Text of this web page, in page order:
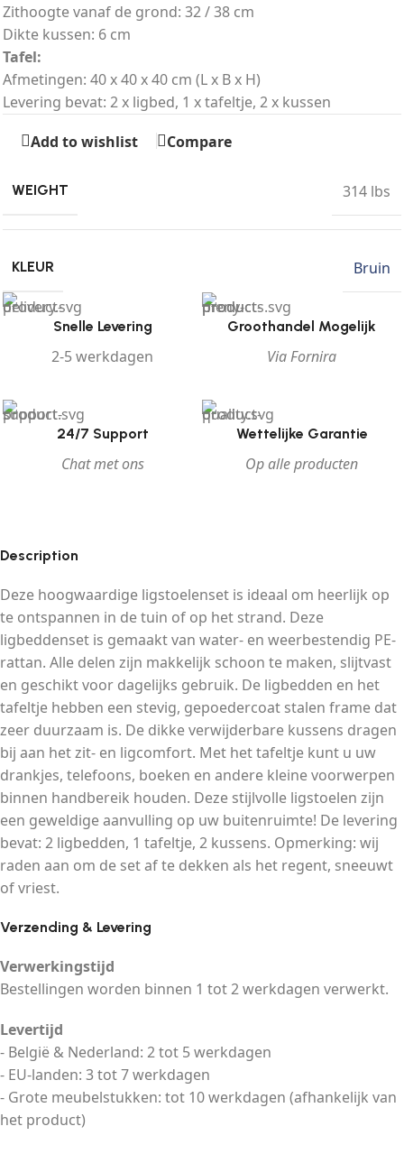
Zithoogte vanaf de grond: 32 / 38 cm
Dikte kussen: 6 cm
Tafel:
Afmetingen: 40 x 40 x 40 cm (L x B x H)
Levering bevat: 2 x ligbed, 1 x tafeltje, 2 x kussen
Add to wishlist
Compare
WEIGHT 314 lbs
KLEUR Bruin
Snelle Levering
2-5 werkdagen
Groothandel Mogelijk
Via Fornira
24/7 Support
Chat met ons
Wettelijke Garantie
Op alle producten
Description
Deze hoogwaardige ligstoelenset is ideaal om heerlijk op
te ontspannen in de tuin of op het strand. Deze
ligbeddenset is gemaakt van water- en weerbestendig PE-
rattan. Alle delen zijn makkelijk schoon te maken, slijtvast
en geschikt voor dagelijks gebruik. De ligbedden en het
tafeltje hebben een stevig, gepoedercoat stalen frame dat
zeer duurzaam is. De dikke verwijderbare kussens dragen
bij aan het zit- en ligcomfort. Met het tafeltje kunt u uw
drankjes, telefoons, boeken en andere kleine voorwerpen
binnen handbereik houden. Deze stijlvolle ligstoelen zijn
een geweldige aanvulling op uw buitenruimte! De levering
bevat: 2 ligbedden, 1 tafeltje, 2 kussens. Opmerking: wij
raden aan om de set af te dekken als het regent, sneeuwt
of vriest.
Verzending & Levering
Verwerkingstijd
Bestellingen worden binnen 1 tot 2 werkdagen verwerkt.
Levertijd
- België & Nederland: 2 tot 5 werkdagen
- EU-landen: 3 tot 7 werkdagen
- Grote meubelstukken: tot 10 werkdagen (afhankelijk van
het product)